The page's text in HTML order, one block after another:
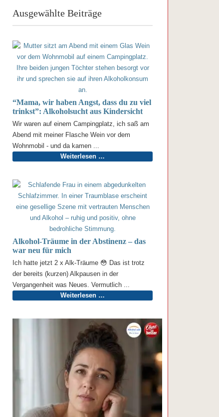
Ausgewählte Beiträge
“Mama, wir haben Angst, dass du zu viel
trinkst”: Alkoholsucht aus Kindersicht
Wir waren auf einem Campingplatz, ich saß am
Abend mit meiner Flasche Wein vor dem
Wohnmobil - und da kamen ...
Weiterlesen …
Alkohol-Träume in der Abstinenz – das
war neu für mich
Ich hatte jetzt 2 x Alk-Träume 😳 Das ist trotz
der bereits (kurzen) Alkpausen in der
Vergangenheit was Neues. Vermutlich ...
Weiterlesen …